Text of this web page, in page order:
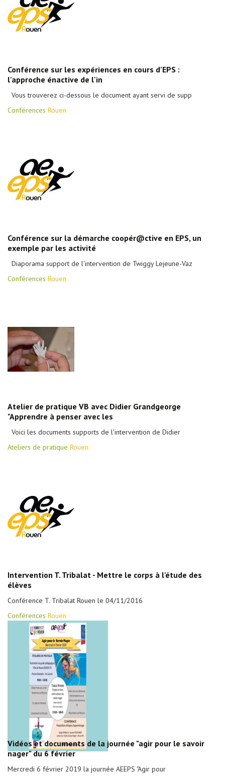
Conférence sur les expériences en cours d'EPS :
l'approche énactive de l'in
Vous trouverez ci-dessous le document ayant servi de supp
Conférences Rouen
Conférence sur la démarche coopér@ctive en EPS, un
exemple par les activité
Diaporama support de l'intervention de Twiggy Lejeune-Vaz
Conférences Rouen
Atelier de pratique VB avec Didier Grandgeorge
"Apprendre à penser avec les
Voici les documents supports de l'intervention de Didier
Ateliers de pratique Rouen
Intervention T. Tribalat - Mettre le corps à l'étude des
élèves
Conférence T. Tribalat Rouen le 04/11/2016
Conférences Rouen
Vidéos et documents de la journée "agir pour le savoir
nager" du 6 février
Mercredi 6 février 2019 la journée AEEPS "Agir pour